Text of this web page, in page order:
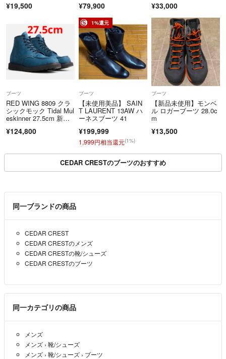
¥19,500 ツ 6.5E
¥79,900 ¥33,000
ブーツ
RED WING 8809 クラ
シックモック Tidal Mul
eskinner 27.5cm 新品
¥124,800
1%還元
ブーツ
【未使用美品】 SAIN
T LAURENT 13AW ハ
ーネスブーツ 41
¥199,999
1,999円相当還元(1%)
ブーツ
【新品未使用】モンベ
ル ロガーブーツ 28.0c
m
¥13,500
CEDAR CRESTのブーツのおすすめ
同一ブランドの商品
CEDAR CREST
CEDAR CRESTのメンズ
CEDAR CRESTの靴/シューズ
CEDAR CRESTのブーツ
同一カテゴリの商品
メンズ
メンズ › 靴/シューズ
メンズ › 靴/シューズ › ブーツ